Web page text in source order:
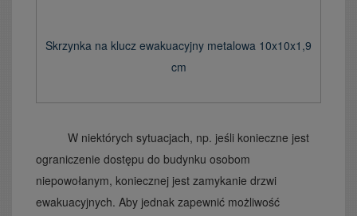
Skrzynka na klucz ewakuacyjny metalowa 10x10x1,9
cm
W niektórych sytuacjach, np. jeśli konieczne jest
ograniczenie dostępu do budynku osobom
niepowołanym, koniecznej jest zamykanie drzwi
ewakuacyjnych. Aby jednak zapewnić możliwość